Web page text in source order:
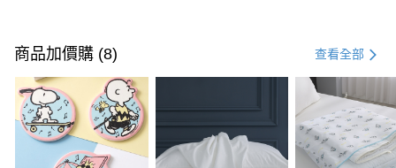
信用卡一次付款
信用卡分期付款
3 期 0 利率 每期NT$263 21家銀行
合作金庫商業銀行
第一商業銀行
華南商業銀行
彰化商業銀行
超商取貨付款
商品加價購 (8) 查看全部